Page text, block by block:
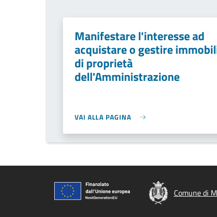
Manifestare l'interesse ad
acquistare o gestire
di proprietà
dell'Amministrazione
VAI ALLA PAGINA
Comune di